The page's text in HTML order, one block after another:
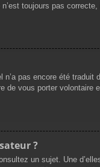
toujours pas
pas encore été
vous porter
?
un sujet. Une